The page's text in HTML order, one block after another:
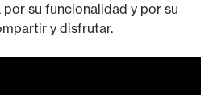
su funcionalidad y por su
y disfrutar.